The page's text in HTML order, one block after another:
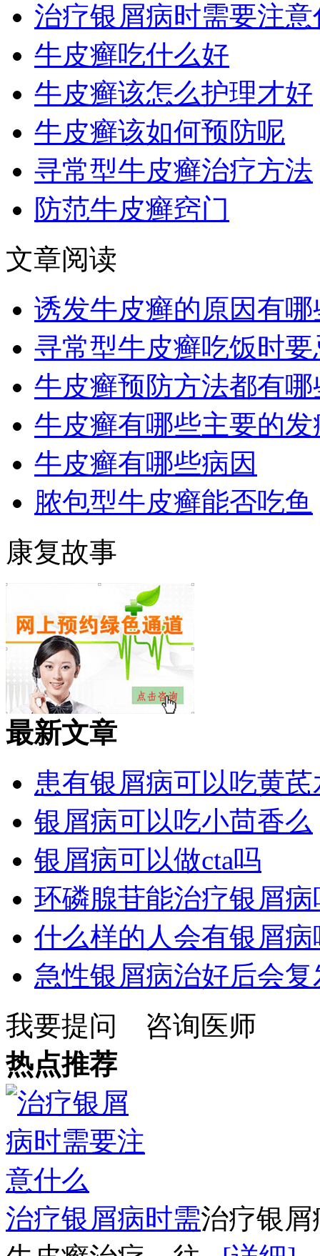
治疗银屑病时需要注意
牛皮癣吃什么好
牛皮癣该怎么护理才好
牛皮癣该如何预防呢
寻常型牛皮癣治疗方法
防范牛皮癣窍门
文章阅读
诱发牛皮癣的原因有哪
寻常型牛皮癣吃饭时
牛皮癣预防方法都有哪
牛皮癣有哪些主要的
牛皮癣有哪些病因
脓包型牛皮癣能否吃鱼
康复故事
最新文章
患有银屑病可以吃黄芪
银屑病可以吃小茴香么
银屑病可以做cta吗
环磷腺苷能治疗银屑病
什么样的人会有银屑病
急性银屑病治好后会复
我要提问
咨询医师
热点推荐
治疗银屑病时需治疗银